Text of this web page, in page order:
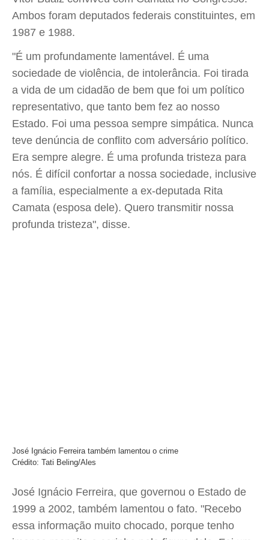
Ambos foram deputados federais constituintes, em
1987 e 1988.
"É um profundamente lamentável. É uma
sociedade de violência, de intolerância. Foi tirada
a vida de um cidadão de bem que foi um político
representativo, que tanto bem fez ao nosso
Estado. Foi uma pessoa sempre simpática. Nunca
teve denúncia de conflito com adversário político.
Era sempre alegre. É uma profunda tristeza para
nós. É difícil confortar a nossa sociedade, inclusive
a família, especialmente a ex-deputada Rita
Camata (esposa dele). Quero transmitir nossa
profunda tristeza", disse.
José Ignácio Ferreira também lamentou o crime
Crédito: Tati Beling/Ales
José Ignácio Ferreira, que governou o Estado de
1999 a 2002, também lamentou o fato. "Recebo
essa informação muito chocado, porque tenho